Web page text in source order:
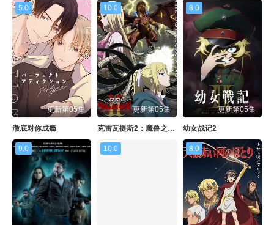
5.0
更新第05集
澈底对你成瘾
10.0
更新第05集
克雷瓦提斯2：魔兽之王与虚伪的勇者传承
8.0
更新第05集
幼女战记2
9.0 10.0 8.0